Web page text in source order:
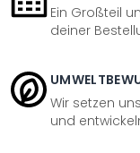
Ein Großteil
deiner
Wir setzen
und